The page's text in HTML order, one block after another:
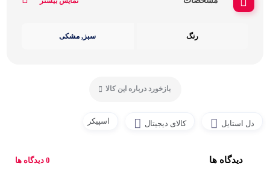
رنگ سبز, مشکی
بازخورد درباره این کالا
دل استایل کالای دیجیتال اسپیکر
دیدگاه ها 0 دیدگاه ها